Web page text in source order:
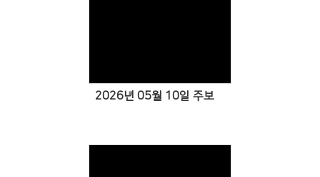
2026년 05월 10일 주보